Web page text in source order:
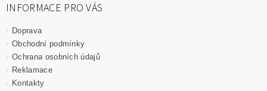
INFORMACE PRO VÁS
Doprava
Obchodní podmínky
Ochrana osobních údajů
Reklamace
Kontakty